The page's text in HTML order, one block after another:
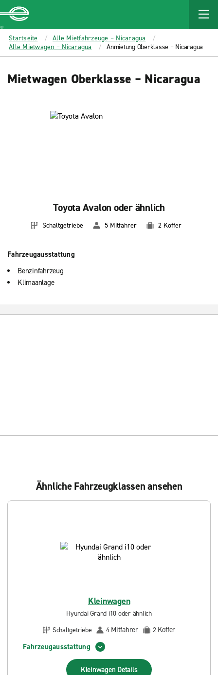
MAIN
CONTENT
Enterprise
Startseite
Alle Mietfahrzeuge – Nicaragua
Alle Mietwagen – Nicaragua
Anmietung Oberklasse – Nicaragua
Mietwagen Oberklasse – Nicaragua
Toyota Avalon oder ähnlich
Schaltgetriebe 5 Mitfahrer 2 Koffer
Fahrzeugausstattung
Benzinfahrzeug
Klimaanlage
Ähnliche Fahrzeugklassen ansehen
Kleinwagen
Hyundai Grand i10 oder ähnlich
Schaltgetriebe
4 Mitfahrer 2 Koffer
Fahrzeugausstattung
Kleinwagen Details